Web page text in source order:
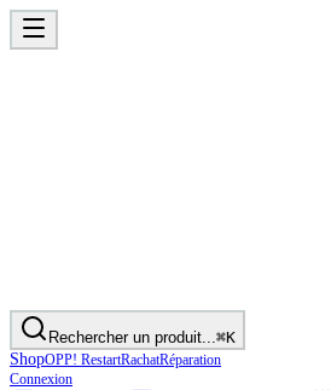
Rechercher un produit...⌘K
ShopOPP! RestartRachatRéparation
Connexion